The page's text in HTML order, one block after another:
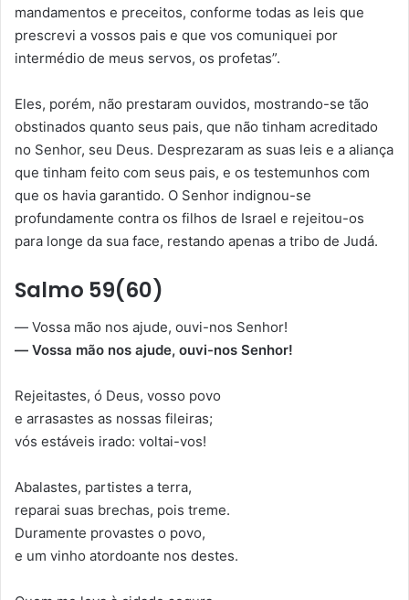
mandamentos e preceitos, conforme todas as leis que
prescrevi a vossos pais e que vos comuniquei por
intermédio de meus servos, os profetas”.
Eles, porém, não prestaram ouvidos, mostrando-se tão
obstinados quanto seus pais, que não tinham acreditado
no Senhor, seu Deus. Desprezaram as suas leis e a aliança
que tinham feito com seus pais, e os testemunhos com
que os havia garantido. O Senhor indignou-se
profundamente contra os filhos de Israel e rejeitou-os
para longe da sua face, restando apenas a tribo de Judá.
Salmo 59(60)
— Vossa mão nos ajude, ouvi-nos Senhor!
— Vossa mão nos ajude, ouvi-nos Senhor!
Rejeitastes, ó Deus, vosso povo
e arrasastes as nossas fileiras;
vós estáveis irado: voltai-vos!
Abalastes, partistes a terra,
reparai suas brechas, pois treme.
Duramente provastes o povo,
e um vinho atordoante nos destes.